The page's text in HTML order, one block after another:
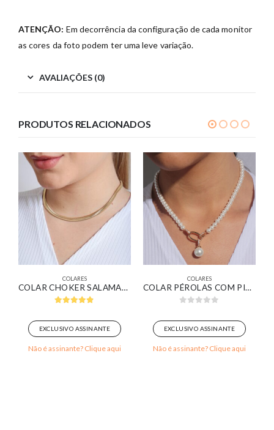
ATENÇÃO: Em decorrência da configuração de cada monitor
as cores da foto podem ter uma leve variação.
AVALIAÇÕES (0)
PRODUTOS RELACIONADOS
COLARES
COLAR CHOKER SALAMANDRA BANHADO EM OURO 18K
EXCLUSIVO ASSINANTE
Não é assinante? Clique aqui
COLARES
COLAR PÉROLAS COM PINGENTE ELOS OVAIS BANHADO EM OURO 18K
EXCLUSIVO ASSINANTE
Não é assinante? Clique aqui